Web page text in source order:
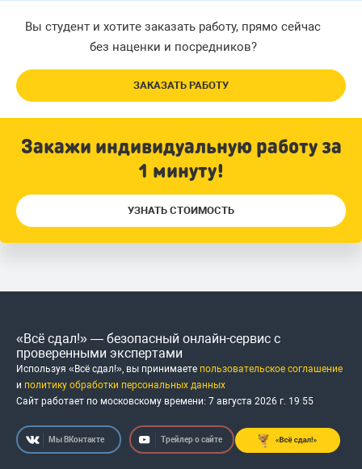
Вы студент и хотите заказать работу, прямо сейчас
без наценки и посредников?
ЗАКАЗАТЬ РАБОТУ
Закажи индивидуальную работу за
1 минуту!
УЗНАТЬ СТОИМОСТЬ
«Всё сдал!» — безопасный онлайн-сервис с
проверенными экспертами
Используя «Всё сдал!», вы принимаете пользовательское соглашение
и политику обработки персональных данных
Сайт работает по московскому времени: 7 августа 2026 г. 19:55
Мы ВКонтакте Трейлер о сайте